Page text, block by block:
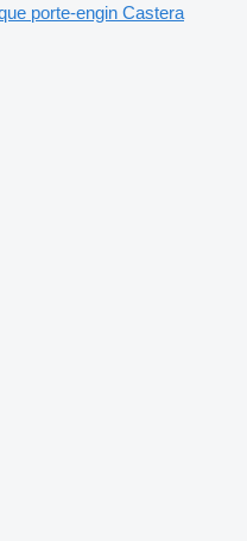
porte-engin Castera